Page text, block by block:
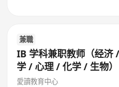
兼職
IB 学科兼职教师（经济
学 / 心理 / 化学 / 生物）
愛讀教育中心